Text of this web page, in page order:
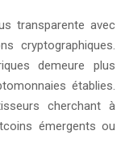
transparente avec
cryptographiques.
demeure plus
établies.
cherchant à
émergents ou